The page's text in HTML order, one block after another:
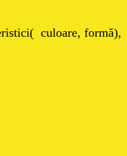
culoare, formă),